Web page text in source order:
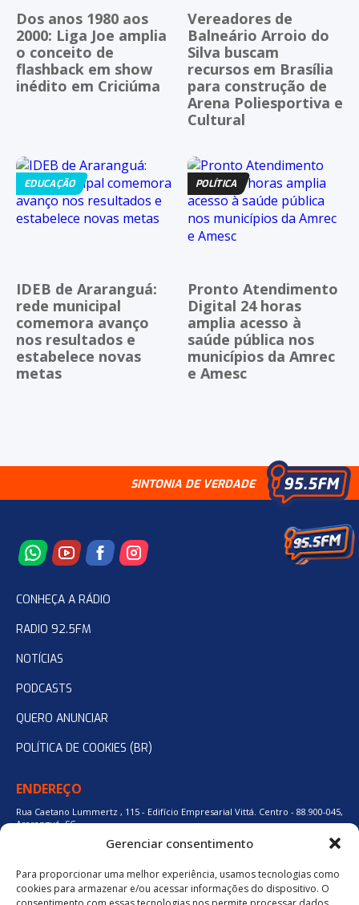
Gerenciar consentimento
Para proporcionar uma melhor experiência, usamos tecnologias como
cookies para armazenar e/ou acessar informações do dispositivo. O
Dos anos 1980 aos
2000: Liga Joe amplia
o conceito de
flashback em show
inédito em Criciúma
Vereadores de
Balneário Arroio do
Silva buscam
recursos em Brasília
para construção de
Arena Poliesportiva e
Cultural
EDUCAÇÃO
IDEB de Araranguá:
rede municipal
comemora avanço
nos resultados e
estabelece novas
metas
POLÍTICA
Pronto Atendimento
Digital 24 horas
amplia acesso à
saúde pública nos
municípios da Amrec
e Amesc
SINTONIA DE VERDADE
CONHEÇA A RÁDIO
RADIO 92.5FM
NOTÍCIAS
PODCASTS
QUERO ANUNCIAR
POLÍTICA DE COOKIES (BR)
ENDEREÇO
Rua Caetano Lummertz , 115 - Edifício Empresarial Vittá. Centro - 88.900-045,
Araranguá, SC.
48 3524-0137